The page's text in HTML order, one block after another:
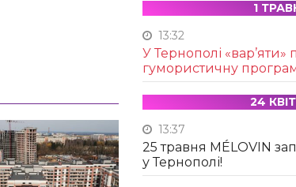
1
13:32
У Тернополі
гумористичну
24
13:37
25 травня MÉLOVIN
у Тернополі!